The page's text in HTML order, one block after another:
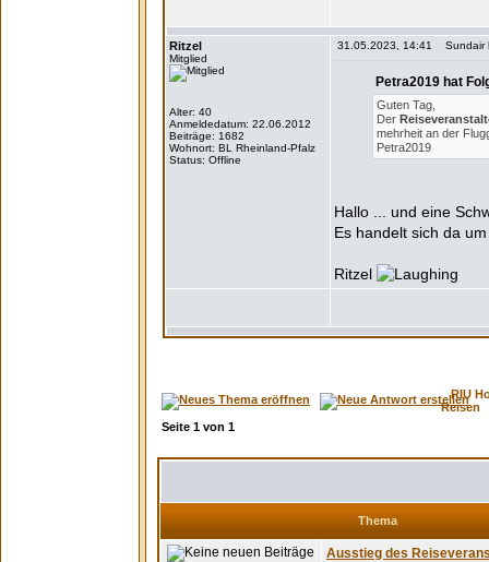
Ritzel
Mitglied
Alter: 40
Anmeldedatum: 22.06.2012
Beiträge: 1682
Wohnort: BL Rheinland-Pfalz
Status: Offline
31.05.2023, 14:41 Sundair
Petra2019 hat
Guten Tag,
Der
mehrheit an der
Petra2019
Hallo ... und eine
Es handelt sich da
Ritzel
RIU
Reisen
Seite 1 von 1
Thema
Ausstieg des